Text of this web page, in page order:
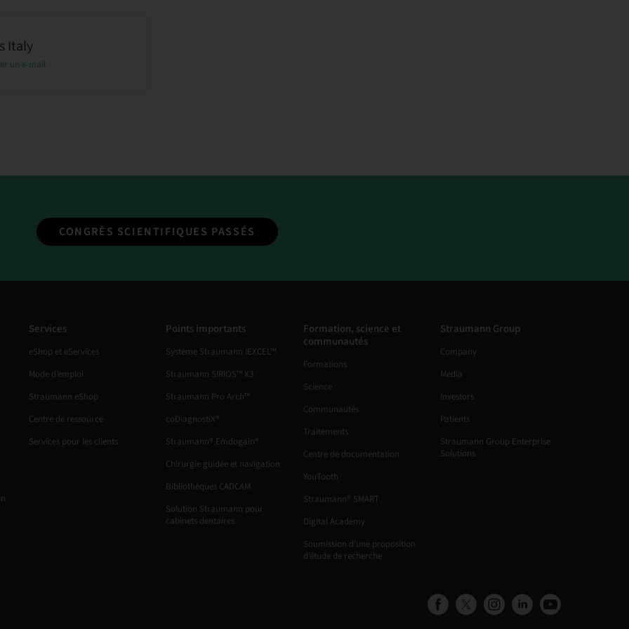
Italy
un e-mail
CONGRÈS SCIENTIFIQUES PASSÉS
Services
eShop et eServices
Mode d’emploi
Straumann eShop
Centre de ressource
Services pour les clients
Points importants
Système Straumann iEXCEL™
Straumann SIRIOS™ X3
Straumann Pro Arch™
coDiagnostiX®
Straumann® Emdogain®
Chirurgie guidée et navigation
Bibliothèques CADCAM
Solution Straumann pour
cabinets dentaires
Formation, science et
communautés
Formations
Science
Communautés
Traitements
Centre de documentation
YouTooth
Straumann® SMART
Digital Academy
Soumission d’une proposition
d’étude de recherche
Straumann Group
Company
Media
Investors
Patients
Straumann Group Enterprise
Solutions